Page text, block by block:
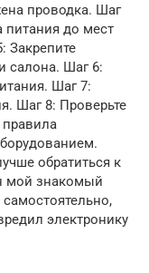
проводка. Шаг
питания до мест
Закрепите
салона. Шаг 6:
Шаг 7:
Шаг 8: Проверьте
обратиться к
мой знакомый
электронику